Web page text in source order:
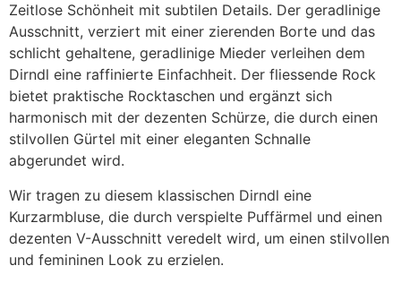
Zeitlose Schönheit mit subtilen Details. Der geradlinige
Ausschnitt, verziert mit einer zierenden Borte und das
schlicht gehaltene, geradlinige Mieder verleihen dem
Dirndl eine raffinierte Einfachheit. Der fliessende Rock
bietet praktische Rocktaschen und ergänzt sich
harmonisch mit der dezenten Schürze, die durch einen
stilvollen Gürtel mit einer eleganten Schnalle
abgerundet wird.
Wir tragen zu diesem klassischen Dirndl eine
Kurzarmbluse, die durch verspielte Puffärmel und einen
dezenten V-Ausschnitt veredelt wird, um einen stilvollen
und femininen Look zu erzielen.